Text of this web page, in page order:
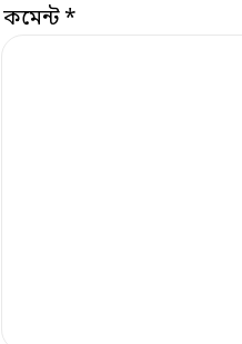
কমেন্ট*